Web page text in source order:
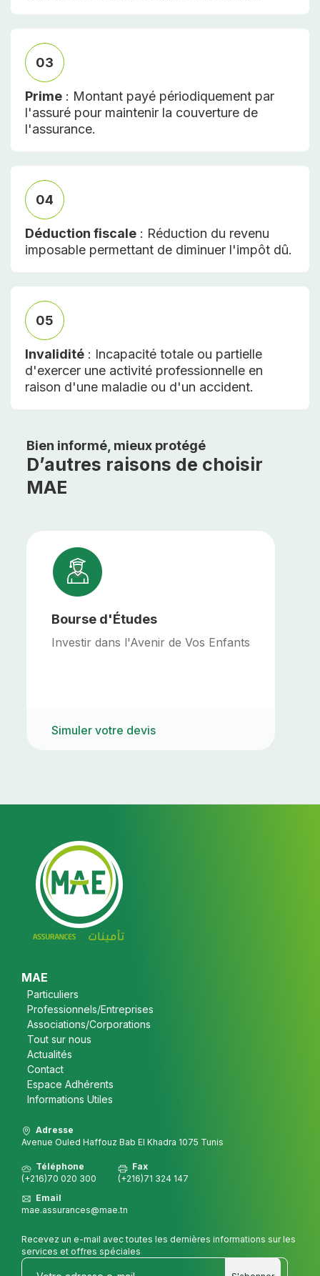
03
Prime : Montant payé périodiquement par
l'assuré pour maintenir la couverture de
l'assurance.
04
Déduction fiscale : Réduction du revenu
imposable permettant de diminuer l'impôt dû.
05
Invalidité : Incapacité totale ou partielle
d'exercer une activité professionnelle en
raison d'une maladie ou d'un accident.
Bien informé, mieux protégé
D’autres raisons de choisir
MAE
Bourse d'Études
Investir dans l'Avenir de Vos Enfants
Simuler votre devis
Footer
MAE
Particuliers
Professionnels/Entreprises
Associations/Corporations
Tout sur nous
Actualités
Contact
Espace Adhérents
Informations Utiles
Adresse
Avenue Ouled Haffouz Bab El Khadra 1075 Tunis
Téléphone
(+216)70 020 300
Fax
(+216)71 324 147
Email
mae.assurances@mae.tn
Recevez un e-mail avec toutes les dernières informations sur les
services et offres spéciales